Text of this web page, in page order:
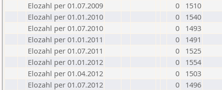
Elozahl per 01.07.2009
0
1510
Elozahl per 01.01.2010
0
1540
Elozahl per 01.07.2010
0
1493
Elozahl per 01.01.2011
0
1491
Elozahl per 01.07.2011
0
1525
Elozahl per 01.01.2012
0
1554
Elozahl per 01.04.2012
0
1503
Elozahl per 01.07.2012
0
1496